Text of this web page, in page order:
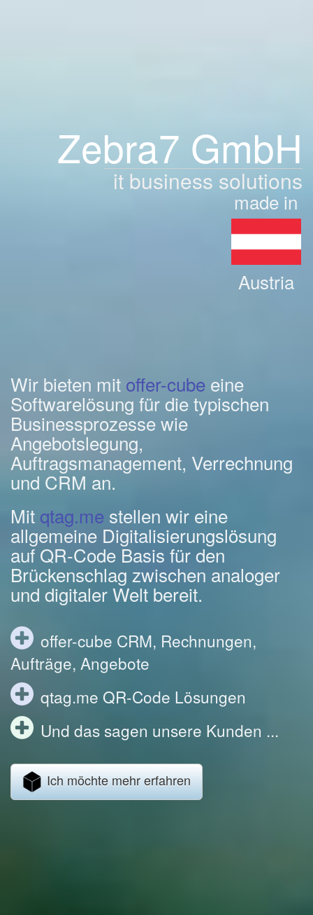
Zebra7 GmbH
it business solutions
made in
Austria
Wir bieten mit offer-cube eine
Softwarelösung für die typischen
Businessprozesse wie
Angebotslegung,
Auftragsmanagement, Verrechnung
und CRM an.
Mit qtag.me stellen wir eine
allgemeine Digitalisierungslösung
auf QR-Code Basis für den
Brückenschlag zwischen analoger
und digitaler Welt bereit.
offer-cube CRM, Rechnungen,
Aufträge, Angebote
qtag.me QR-Code Lösungen
Und das sagen unsere Kunden ...
Ich möchte mehr erfahren